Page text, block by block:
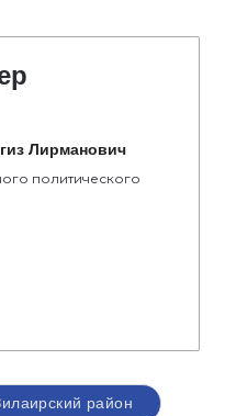
Лирманович
политического
район